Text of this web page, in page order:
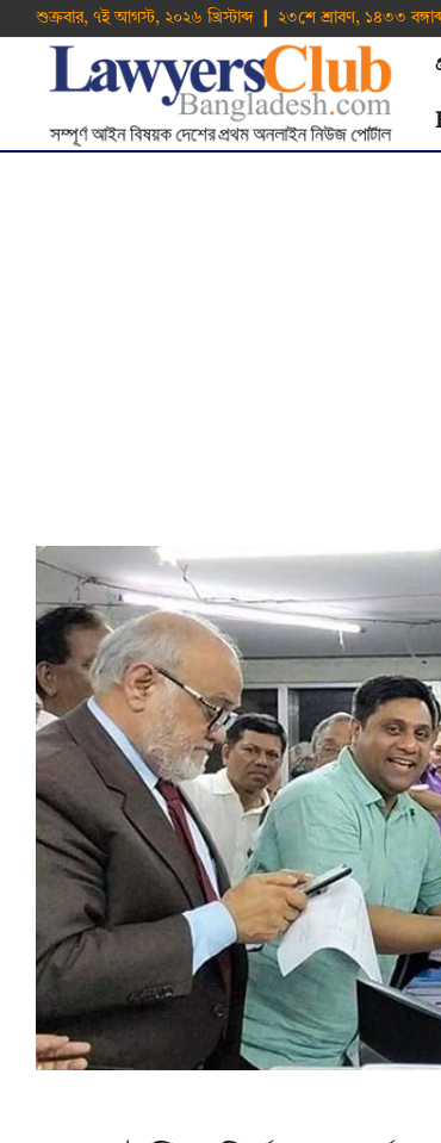
শুক্রবার, ৭ই আগস্ট, ২০২৬ খ্রিস্টাব্দ ❙ ২৩শে শ্রাবণ, ১৪৩৩